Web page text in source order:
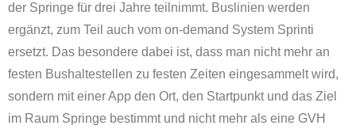
der Springe für drei Jahre teilnimmt. Buslinien werden
ergänzt, zum Teil auch vom on-demand System Sprinti
ersetzt. Das besondere dabei ist, dass man nicht mehr an
festen Bushaltestellen zu festen Zeiten eingesammelt wird,
sondern mit einer App den Ort, den Startpunkt und das Ziel
im Raum Springe bestimmt und nicht mehr als eine GVH